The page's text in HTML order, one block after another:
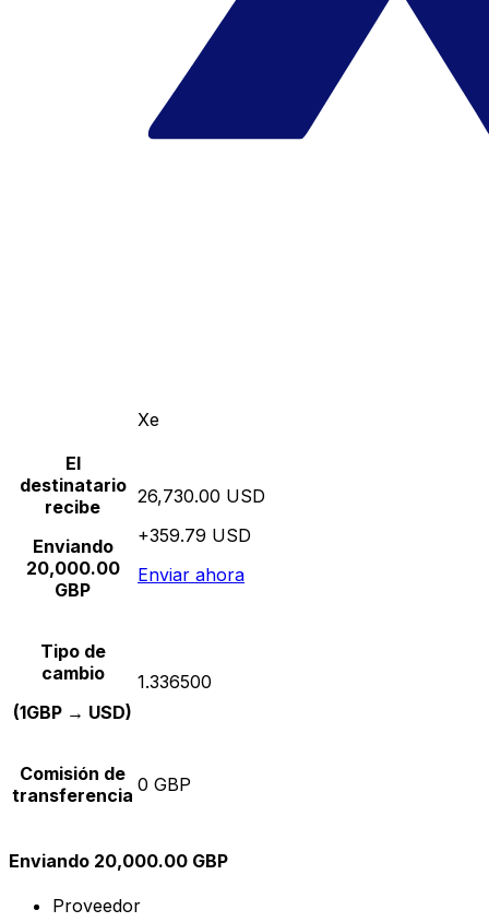
Xe
El
destinatario
recibe
Enviando
20,000.00
GBP
26,730.00 USD
+359.79 USD
Enviar ahora
Tipo de
cambio
(1GBP → USD)
1.336500
Comisión de
transferencia 0 GBP
Enviando 20,000.00 GBP
Proveedor